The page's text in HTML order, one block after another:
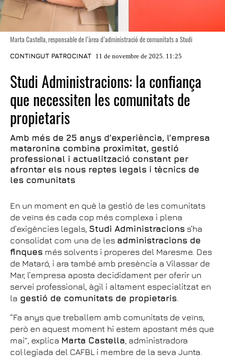
Marta Castella, responsable de l’àrea d’administració de comunitats a Studi
CONTINGUT PATROCINAT 11 de novembre de 2025. 11:25
Studi Administracions: la confiança
que necessiten les comunitats de
propietaris
Amb més de 25 anys d’experiència, l’empresa
mataronina combina proximitat, gestió
professional i actualització constant per
afrontar els nous reptes legals i tècnics de
les comunitats
En un moment en què la gestió de les comunitats
de veïns és cada cop més complexa i plena
d’exigències legals, Studi Administracions s’ha
consolidat com una de les administracions de
finques més solvents i properes del Maresme. Des
de Mataró, i ara també amb presència a Vilassar de
Mar, l’empresa aposta decididament per oferir un
servei professional, àgil i altament especialitzat en
la gestió de comunitats de propietaris.
“Fa anys que treballem amb comunitats de veïns,
però en aquest moment hi estem apostant més que
mai”, explica Marta Castella, administradora
col·legiada del CAFBL i membre de la seva Junta.